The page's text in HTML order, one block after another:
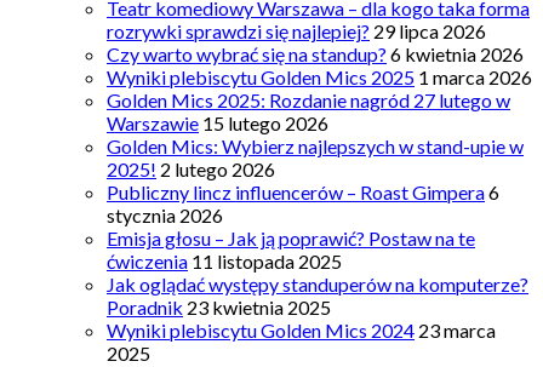
Teatr komediowy Warszawa – dla kogo taka forma
rozrywki sprawdzi się najlepiej? 29 lipca 2026
Czy warto wybrać się na standup? 6 kwietnia 2026
Wyniki plebiscytu Golden Mics 2025 1 marca 2026
Golden Mics 2025: Rozdanie nagród 27 lutego w
Warszawie 15 lutego 2026
Golden Mics: Wybierz najlepszych w stand-upie w
2025! 2 lutego 2026
Publiczny lincz influencerów – Roast Gimpera6
stycznia 2026
Emisja głosu – Jak ją poprawić? Postaw na te
ćwiczenia 11 listopada 2025
Jak oglądać występy standuperów na komputerze?
Poradnik 23 kwietnia 2025
Wyniki plebiscytu Golden Mics 2024 23 marca
2025